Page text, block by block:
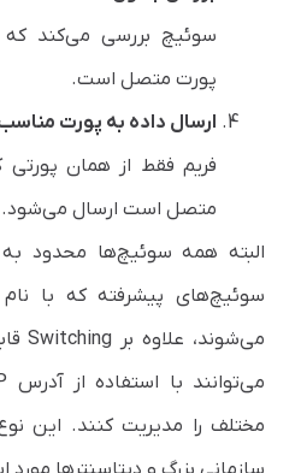
سوئیچ بررسی می‌کند
پورت متصل است.
ارسال داده به پورت
فریم فقط از همان
متصل است ارسال می‌شود.
البته همه سوئیچ‌ها محدود
مختلف را مدیریت کنند. این